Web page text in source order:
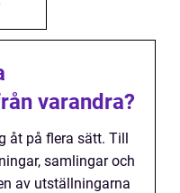
varandra?
åt på flera sätt. Till
samlingar och
av utställningarna